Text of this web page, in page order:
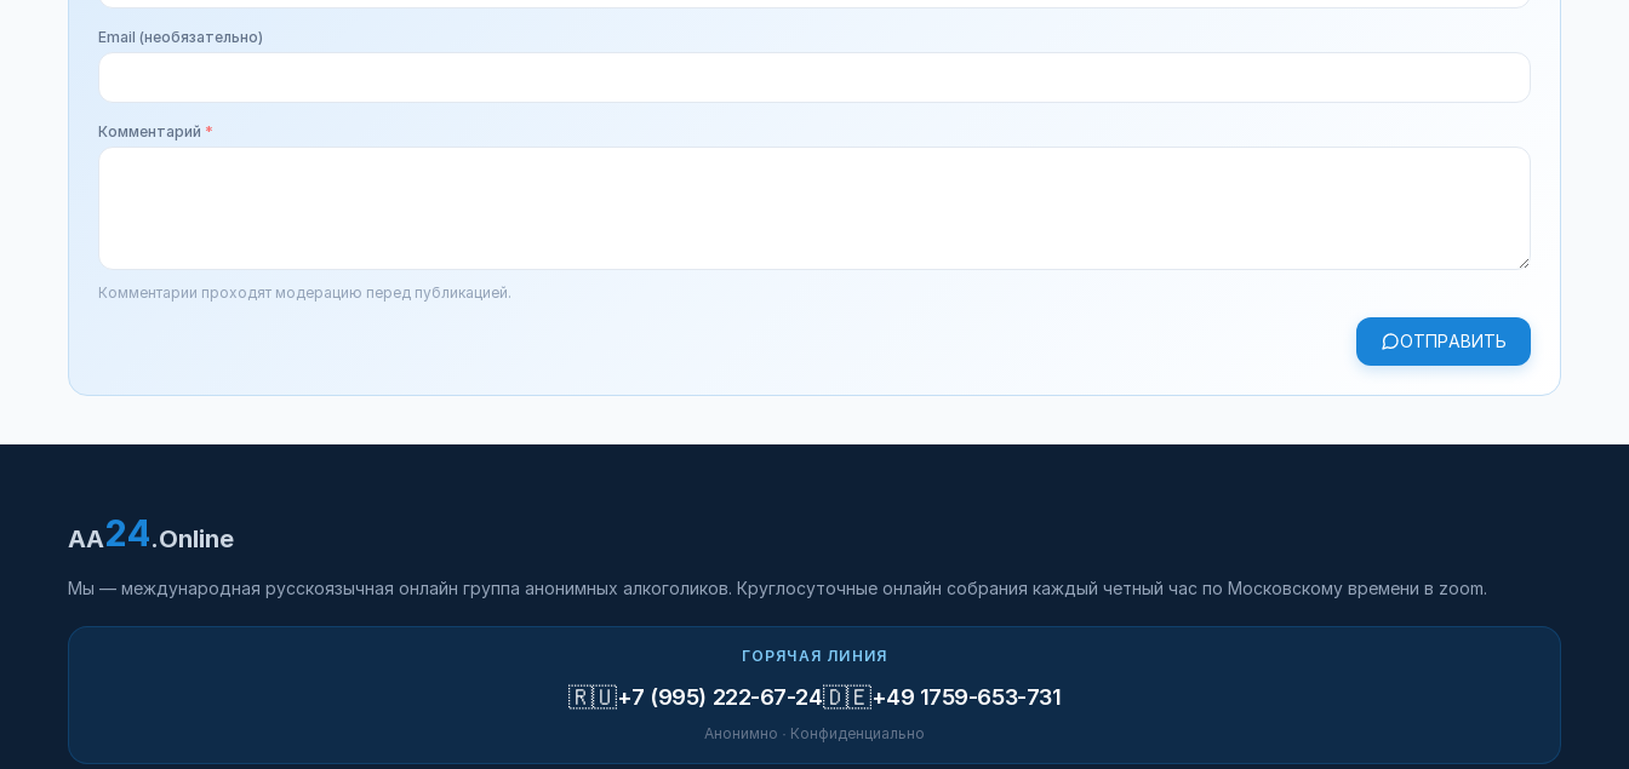
Email (необязательно)
Комментарий *
Комментарии проходят модерацию перед публикацией.
ОТПРАВИТЬ
AA24.Online
Мы — международная русскоязычная онлайн группа анонимных алкоголиков. Круглосуточные онлайн собрания каждый четный час по Московскому времени в zoom.
ГОРЯЧАЯ ЛИНИЯ
🇷🇺+7 (995) 222-67-24🇩🇪+49 1759-653-731
Анонимно · Конфиденциально